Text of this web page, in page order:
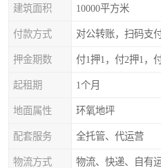
建筑面积 10000平方米
付款方式 对公转账，扫码支
押金期数 付1押1，付2押1，
起租期 1个月
地面属性 环氧地坪
配套服务 全托管、代运营
物流方式 物流、快递、自有